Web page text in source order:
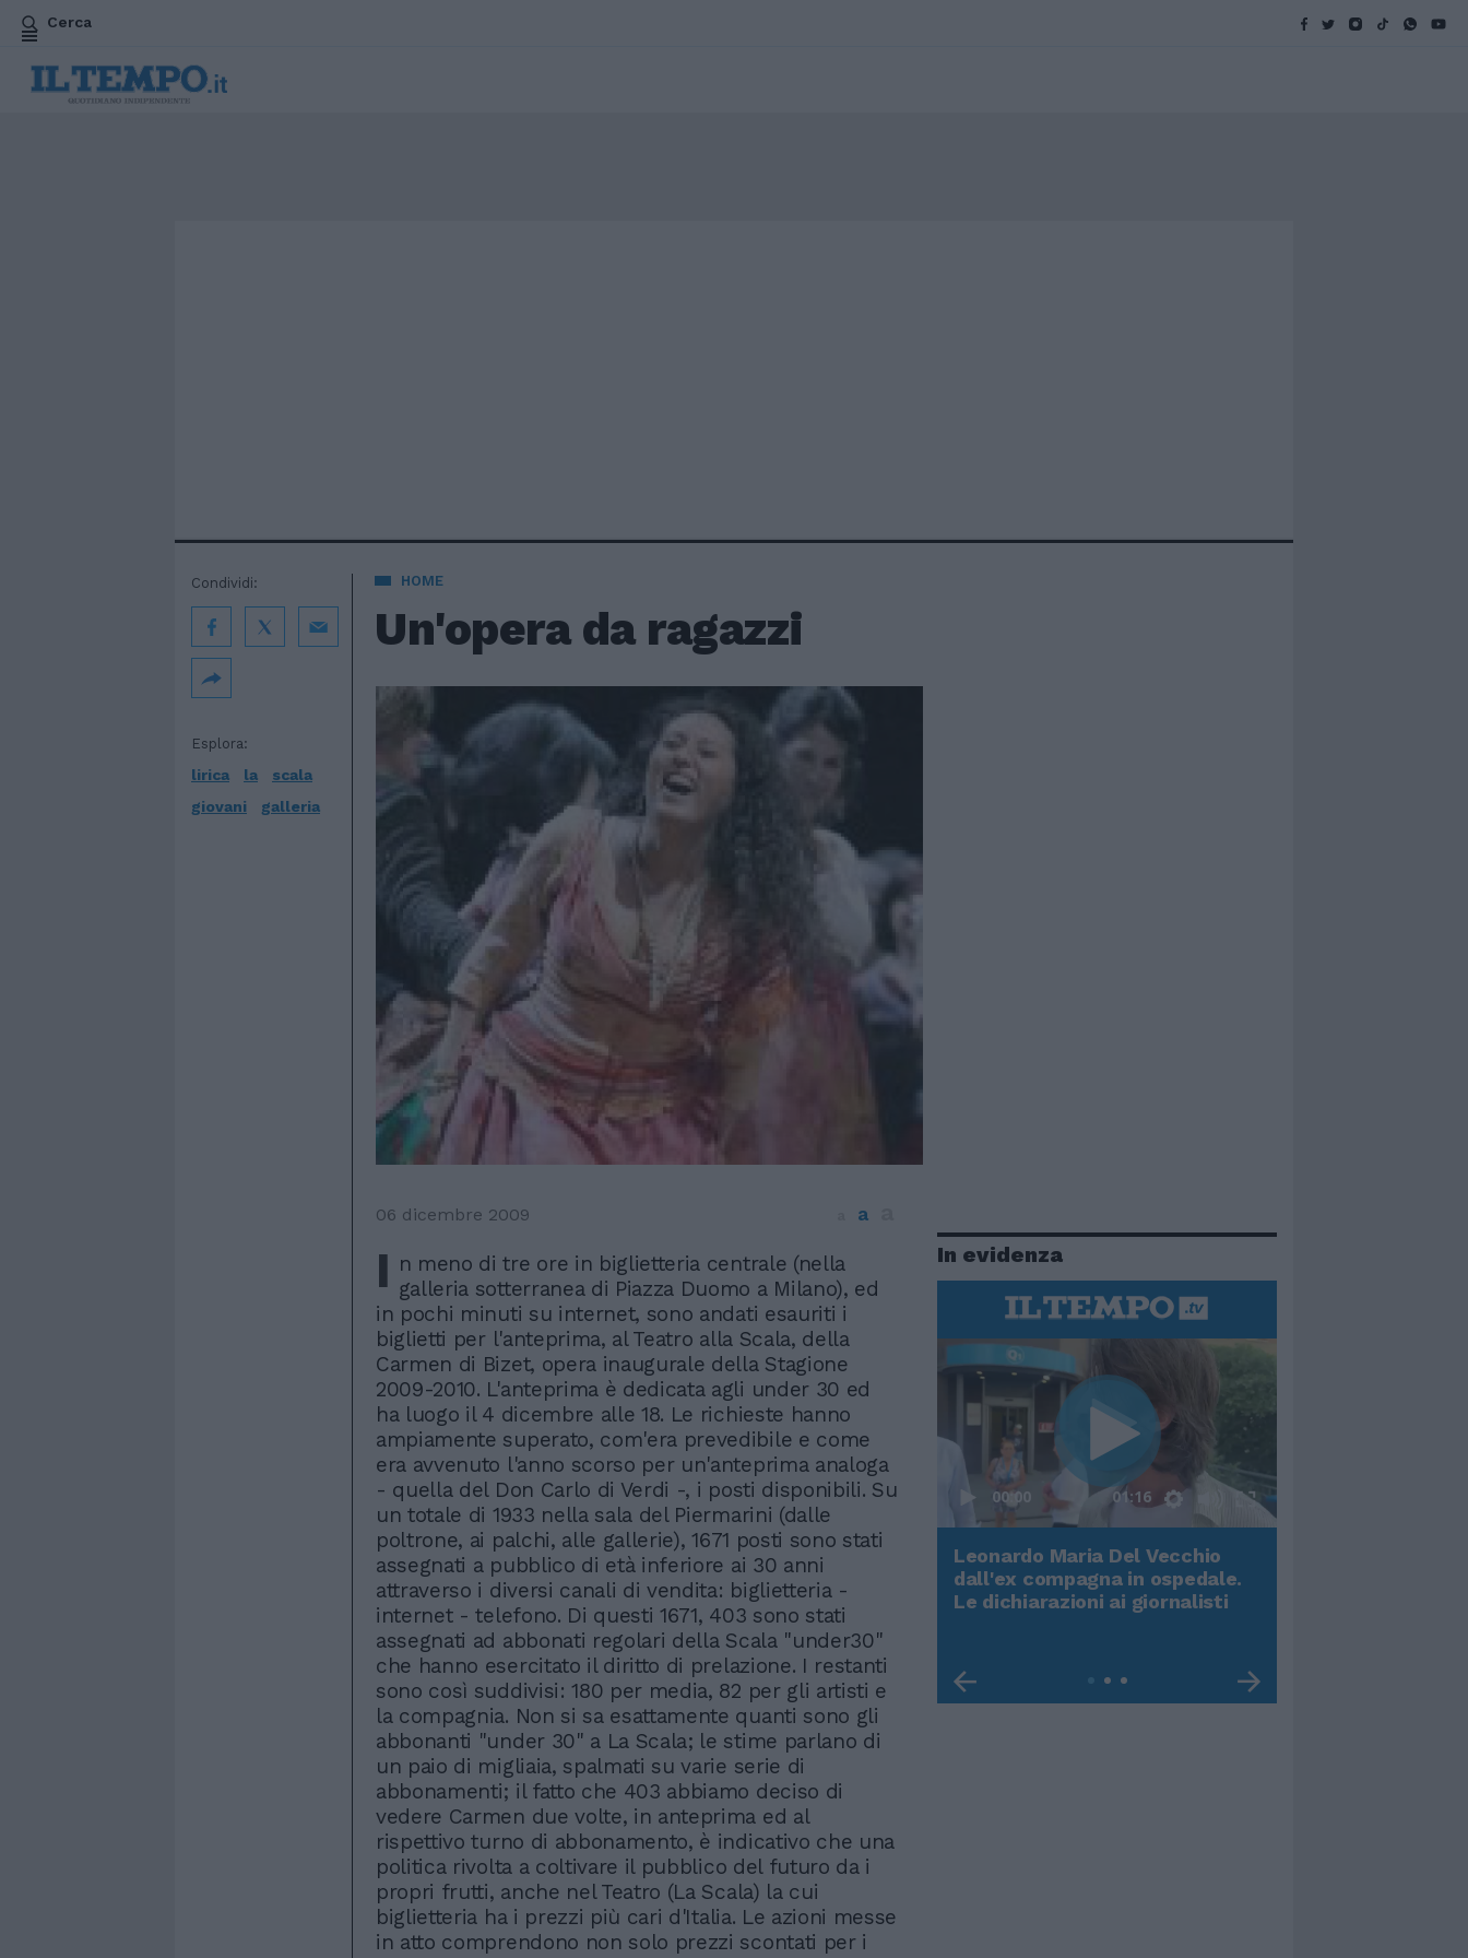
Cerca
HOME
Un'opera da ragazzi
Esplora:
lirica la
scala
giovani
galleria
Condividi:
06 dicembre 2009 a
I n meno di tre ore in biglietteria centrale (nella
galleria sotterranea di Piazza Duomo a Milano), ed
in pochi minuti su internet, sono andati esauriti i
biglietti per l'anteprima, al Teatro alla Scala, della
Carmen di Bizet, opera inaugurale della Stagione
2009-2010. L'anteprima è dedicata agli under 30 ed
ha luogo il 4 dicembre alle 18. Le richieste hanno
ampiamente superato, com'era prevedibile e come
era avvenuto l'anno scorso per un'anteprima analoga
- quella del Don Carlo di Verdi -, i posti disponibili. Su
un totale di 1933 nella sala del Piermarini (dalle
poltrone, ai palchi, alle gallerie), 1671 posti sono stati
assegnati a pubblico di età inferiore ai 30 anni
attraverso i diversi canali di vendita: biglietteria -
internet - telefono. Di questi 1671, 403 sono stati
assegnati ad abbonati regolari della Scala "under30"
che hanno esercitato il diritto di prelazione. I restanti
sono così suddivisi: 180 per media, 82 per gli artisti e
la compagnia. Non si sa esattamente quanti sono gli
abbonanti "under 30" a La Scala; le stime parlano di
un paio di migliaia, spalmati su varie serie di
abbonamenti; il fatto che 403 abbiamo deciso di
vedere Carmen due volte, in anteprima ed al
rispettivo turno di abbonamento, è indicativo che una
politica rivolta a coltivare il pubblico del futuro da i
propri frutti, anche nel Teatro (La Scala) la cui
biglietteria ha i prezzi più cari d'Italia. Le azioni messe
in atto comprendono non solo prezzi scontati per i
In evidenza
Rudy Giuliani a Come States?
Trump, Meloni e la strategia
americana
00:00 01:16
Leonardo Maria Del Vecchio
dall'ex compagna in ospedale.
Le dichiarazioni ai giornalisti